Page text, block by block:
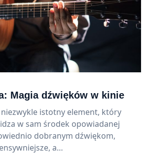
Magia dźwięków w kinie
istotny element, który
w sam środek opowiadanej
dobranym dźwiękom,
a…